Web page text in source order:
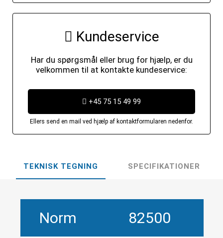
Kundeservice
Har du spørgsmål eller brug for hjælp, er du
velkommen til at kontakte kundeservice:
+45 75 15 49 99
Ellers send en mail ved hjælp af kontaktformularen nedenfor.
TEKNISK TEGNING SPECIFIKATIONER
Norm 82500